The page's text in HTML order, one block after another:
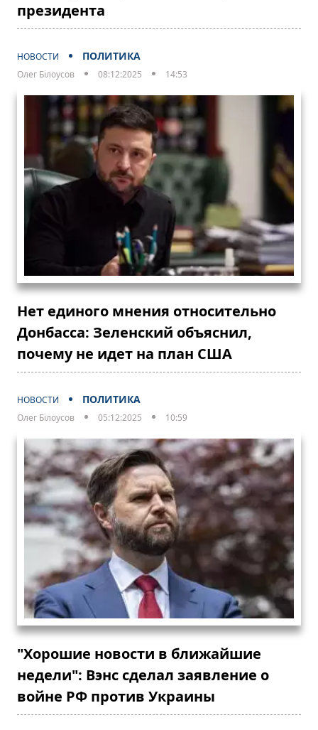
президента
НОВОСТИ ПОЛИТИКА
Олег Білоусов 08:12:2025 14:53
Нет единого мнения относительно
Донбасса: Зеленский объяснил,
почему не идет на план США
НОВОСТИ ПОЛИТИКА
Олег Білоусов 05:12:2025 10:59
"Хорошие новости в ближайшие
недели": Вэнс сделал заявление о
войне РФ против Украины